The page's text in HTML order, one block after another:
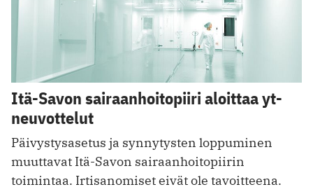
Itä-Savon sairaanhoitopiiri aloittaa yt-
neuvottelut
Päivystysasetus ja synnytysten loppuminen
muuttavat Itä-Savon sairaanhoitopiirin
toimintaa. Irtisanomiset eivät ole tavoitteena.